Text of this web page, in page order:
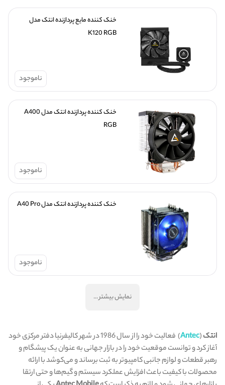
K120 RGB
ناموجود
RGB
ناموجود
خنک کننده پردازنده انتک مدل A40 Pro
ناموجود
نمایش بیشتر ...
انتک(
Antec
) فعالیت خود را از سال 1986 در شهر کالیفرنیا دفتر مرکزی خود
آغاز کرد و توانست موقعیت خود را در بازار جهانی به عنوان یک پیشگام و
رهبر قطعات و لوازم جانبی کامپیوتر به ثبت برساند و می‌کوشد با ارائه
محصولات با کیفیت باعث افزایش عملکرد سیستم و گیم‌ها و حتی ارتقا